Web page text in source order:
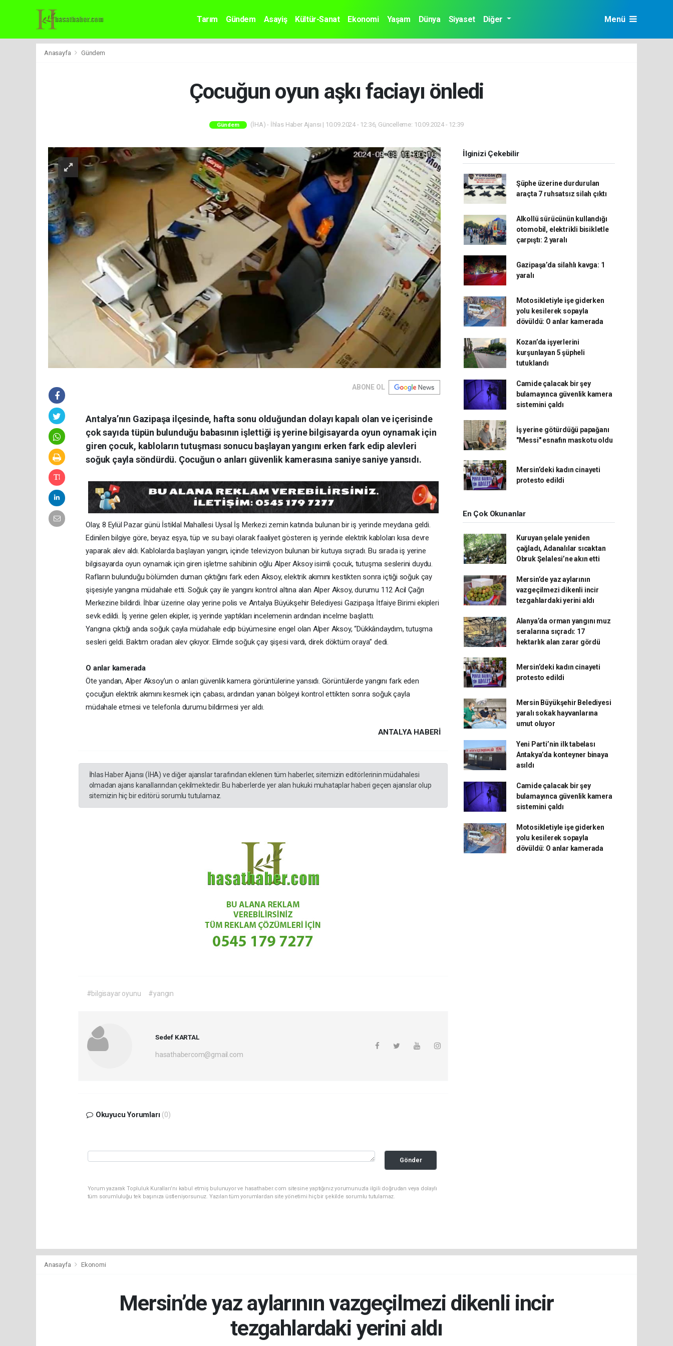
Tarım Gündem Asayiş Kültür-Sanat Ekonomi Yaşam Dünya Siyaset Diğer Menü
Anasayfa Gündem
Çocuğun oyun aşkı faciayı önledi
Gündem (İHA) - İhlas Haber Ajansı | 10.09.2024 - 12:36, Güncelleme: 10.09.2024 - 12:39
ABONE OL
Antalya’nın Gazipaşa ilçesinde, hafta sonu olduğundan dolayı kapalı olan ve içerisinde
çok sayıda tüpün bulunduğu babasının işlettiği iş yerine bilgisayarda oyun oynamak için
giren çocuk, kabloların tutuşması sonucu başlayan yangını erken fark edip alevleri
soğuk çayla söndürdü. Çocuğun o anları güvenlik kamerasına saniye saniye yansıdı.
Olay, 8 Eylül Pazar günü İstiklal Mahallesi Uysal İş Merkezi zemin katında bulunan bir iş yerinde meydana geldi.
Edinilen bilgiye göre, beyaz eşya, tüp ve su bayi olarak faaliyet gösteren iş yerinde elektrik kabloları kısa devre
yaparak alev aldı. Kablolarda başlayan yangın, içinde televizyon bulunan bir kutuya sıçradı. Bu sırada iş yerine
bilgisayarda oyun oynamak için giren işletme sahibinin oğlu Alper Aksoy isimli çocuk, tutuşma seslerini duydu.
Rafların bulunduğu bölümden duman çıktığını fark eden Aksoy, elektrik akımını kestikten sonra içtiği soğuk çay
şişesiyle yangına müdahale etti. Soğuk çay ile yangını kontrol altına alan Alper Aksoy, durumu 112 Acil Çağrı
Merkezine bildirdi. İhbar üzerine olay yerine polis ve Antalya Büyükşehir Belediyesi Gazipaşa İtfaiye Birimi ekipleri
sevk edildi. İş yerine gelen ekipler, iş yerinde yaptıkları incelemenin ardından incelme başlattı.
Yangına çıktığı anda soğuk çayla müdahale edip büyümesine engel olan Alper Aksoy, “Dükkândaydım, tutuşma
sesleri geldi. Baktım oradan alev çıkıyor. Elimde soğuk çay şişesi vardı, direk döktüm oraya” dedi.
O anlar kamerada
Öte yandan, Alper Aksoy’un o anları güvenlik kamera görüntülerine yansıdı. Görüntülerde yangını fark eden
çocuğun elektrik akımını kesmek için çabası, ardından yanan bölgeyi kontrol ettikten sonra soğuk çayla
müdahale etmesi ve telefonla durumu bildirmesi yer aldı.
ANTALYA HABERİ
İhlas Haber Ajansı (İHA) ve diğer ajanslar tarafından eklenen tüm haberler, sitemizin editörlerinin müdahalesi
olmadan ajans kanallarından çekilmektedir. Bu haberlerde yer alan hukuki muhataplar haberi geçen ajanslar olup
sitemizin hiç bir editörü sorumlu tutulamaz.
#bilgisayar oyunu #yangın
Sedef KARTAL
hasathabercom@gmail.com
Okuyucu Yorumları (0)
Gönder
Yorum yazarak Topluluk Kuralları’nı kabul etmiş bulunuyor ve hasathaber.com sitesine yaptığınız yorumunuzla ilgili doğrudan veya dolaylı
tüm sorumluluğu tek başınıza üstleniyorsunuz. Yazılan tüm yorumlardan site yönetimi hiçbir şekilde sorumlu tutulamaz.
İlginizi Çekebilir
Şüphe üzerine durdurulan
araçta 7 ruhsatsız silah çıktı
Alkollü sürücünün kullandığı
otomobil, elektrikli bisikletle
çarpıştı: 2 yaralı
Gazipaşa’da silahlı kavga: 1
yaralı
Motosikletiyle işe giderken
yolu kesilerek sopayla
dövüldü: O anlar kamerada
Kozan’da işyerlerini
kurşunlayan 5 şüpheli
tutuklandı
Camide çalacak bir şey
bulamayınca güvenlik kamera
sistemini çaldı
İş yerine götürdüğü papağanı
"Messi" esnafın maskotu oldu
Mersin’deki kadın cinayeti
protesto edildi
En Çok Okunanlar
Kuruyan şelale yeniden
çağladı, Adanalılar sıcaktan
Obruk Şelalesi’ne akın etti
Mersin’de yaz aylarının
vazgeçilmezi dikenli incir
tezgahlardaki yerini aldı
Alanya’da orman yangını muz
seralarına sıçradı: 17
hektarlık alan zarar gördü
Mersin’deki kadın cinayeti
protesto edildi
Mersin Büyükşehir Belediyesi
yaralı sokak hayvanlarına
umut oluyor
Yeni Parti’nin ilk tabelası
Antakya’da konteyner binaya
asıldı
Camide çalacak bir şey
bulamayınca güvenlik kamera
sistemini çaldı
Motosikletiyle işe giderken
yolu kesilerek sopayla
dövüldü: O anlar kamerada
Anasayfa Ekonomi
Mersin’de yaz aylarının vazgeçilmezi dikenli incir
tezgahlardaki yerini aldı